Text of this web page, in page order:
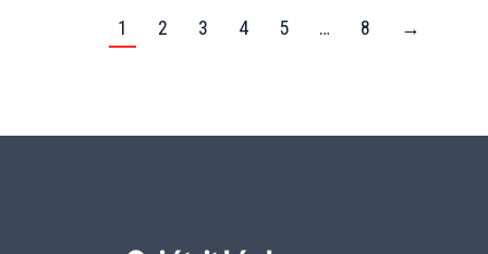
1 2 3 4 5 … 8 →